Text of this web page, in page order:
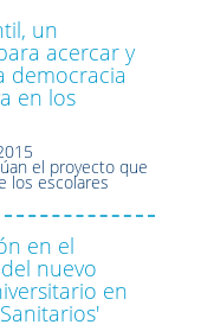
un
acercar y
democracia
en los
el proyecto que
los escolares
en el
nuevo
en